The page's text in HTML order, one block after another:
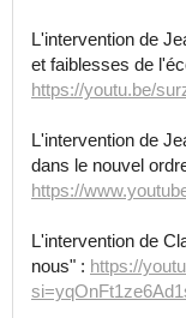
L'intervention de
et faiblesses de
https://youtu.be/
L'intervention de
dans le nouvel
https://
L'intervention de
nous" : https://